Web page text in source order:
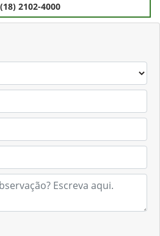
(18) 2102-4000